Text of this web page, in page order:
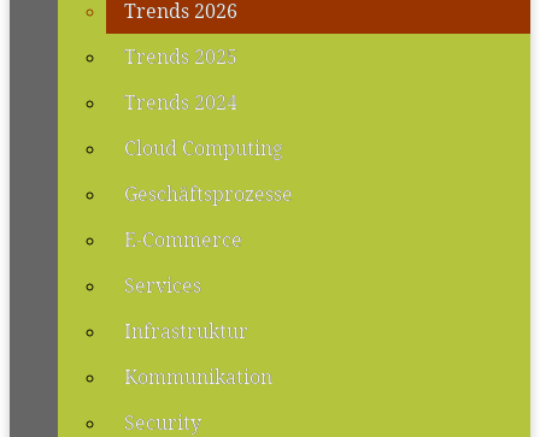
Trends 2026
Trends 2025
Trends 2024
Cloud Computing
Geschäftsprozesse
E-Commerce
Services
Infrastruktur
Kommunikation
Security